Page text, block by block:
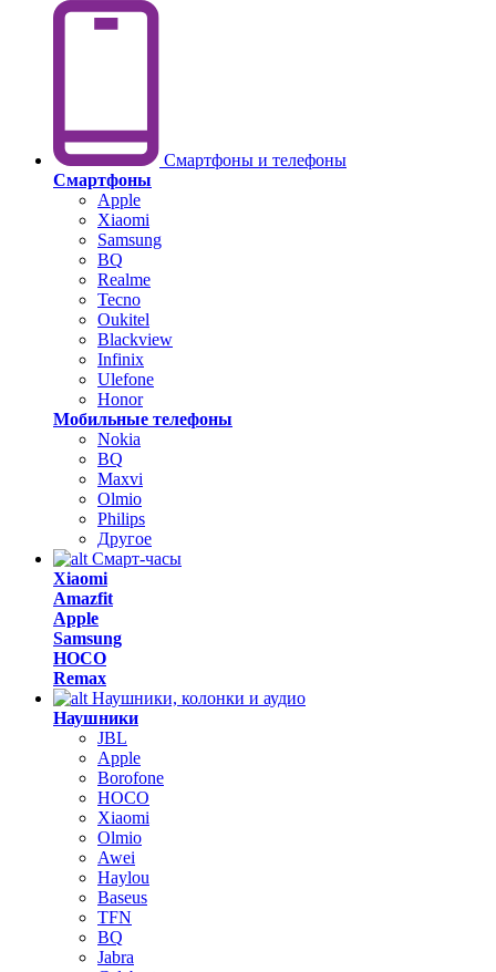
Смартфоны и телефоны
Смартфоны
Apple
Xiaomi
Samsung
BQ
Realme
Tecno
Oukitel
Blackview
Infinix
Ulefone
Honor
Мобильные телефоны
Nokia
BQ
Maxvi
Olmio
Philips
Другое
Смарт-часы
Xiaomi
Amazfit
Apple
Samsung
HOCO
Remax
Наушники, колонки и аудио
Наушники
JBL
Apple
Borofone
HOCO
Xiaomi
Olmio
Awei
Haylou
Baseus
TFN
BQ
Jabra